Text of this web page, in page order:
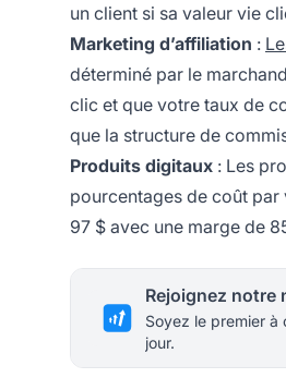
un client si sa valeur vie
Marketing d’affiliation :
déterminé par le
clic et que votre taux de
que la structure de
Produits digitaux : Les
pourcentages de coût par
97 $ avec une marge de
Rejoignez notre
Soyez le premier à
jour.